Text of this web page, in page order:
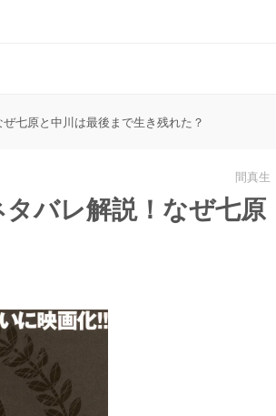
七原と中川は最後まで生き残れた？
間真生
バレ解説！なぜ七原